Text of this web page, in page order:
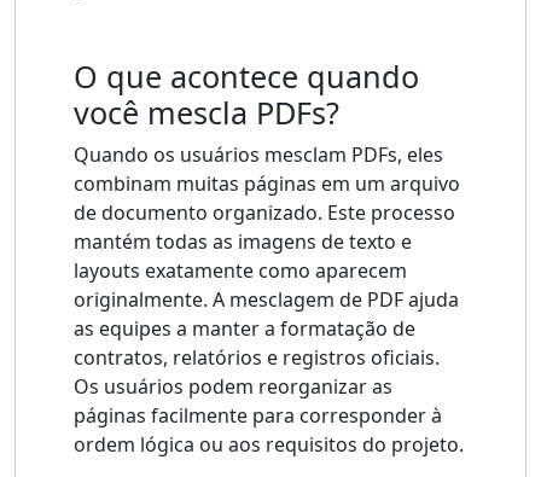
O que acontece quando
você mescla PDFs?
Quando os usuários mesclam PDFs, eles
combinam muitas páginas em um arquivo
de documento organizado. Este processo
mantém todas as imagens de texto e
layouts exatamente como aparecem
originalmente. A mesclagem de PDF ajuda
as equipes a manter a formatação de
contratos, relatórios e registros oficiais.
Os usuários podem reorganizar as
páginas facilmente para corresponder à
ordem lógica ou aos requisitos do projeto.